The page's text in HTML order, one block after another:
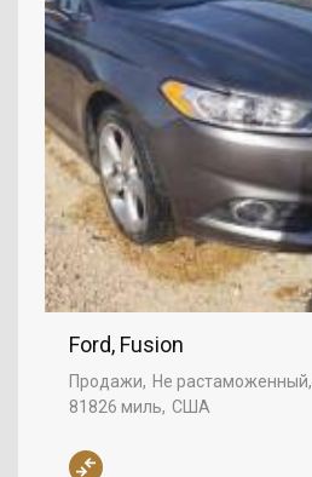
Ford, Fusion
Продажи Не растаможенный
81826 миль США